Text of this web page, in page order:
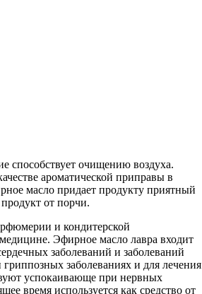
способствует очищению воздуха.
ароматической приправы в
масло придает продукту приятный
от порчи.
и кондитерской
Эфирное масло лавра входит
заболеваний и заболеваний
заболеваниях и для лечения
успокаивающе при нервных
время используется как средство от